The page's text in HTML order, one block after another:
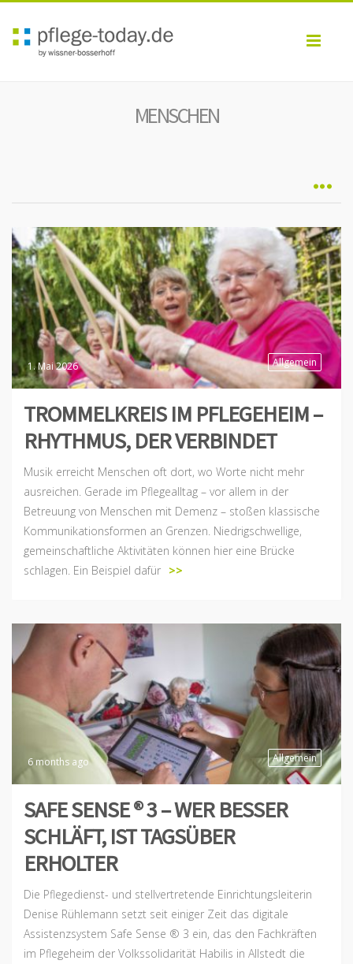
MENSCHEN
Allgemein
1. Mai 2026
TROMMELKREIS IM PFLEGEHEIM –
RHYTHMUS, DER VERBINDET
Musik erreicht Menschen oft dort, wo Worte nicht mehr
ausreichen. Gerade im Pflegealltag – vor allem in der
Betreuung von Menschen mit Demenz – stoßen klassische
Kommunikationsformen an Grenzen. Niedrigschwellige,
gemeinschaftliche Aktivitäten können hier eine Brücke
schlagen. Ein Beispiel dafür >>
Allgemein
6 months ago
SAFE SENSE ® 3 – WER BESSER
SCHLÄFT, IST TAGSÜBER
ERHOLTER
Die Pflegedienst- und stellvertretende Einrichtungsleiterin
Denise Rühlemann setzt seit einiger Zeit das digitale
Assistenzsystem Safe Sense ® 3 ein, das den Fachkräften
im Pflegeheim der Volkssolidarität Habilis in Allstedt die